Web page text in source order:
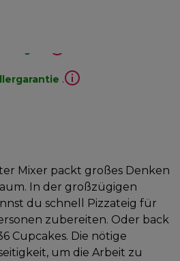
.
Mixer packt großes Denken
In der großzügigen
du schnell Pizzateig für
zubereiten. Oder back
Cupcakes. Die nötige
um die Arbeit zu